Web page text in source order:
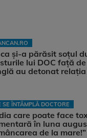
și-a părăsit soțul
lui DOC față
au detonat relația
SE ÎNTÂMPLĂ DOCTORE
care poate face
în luna
de la mare!”